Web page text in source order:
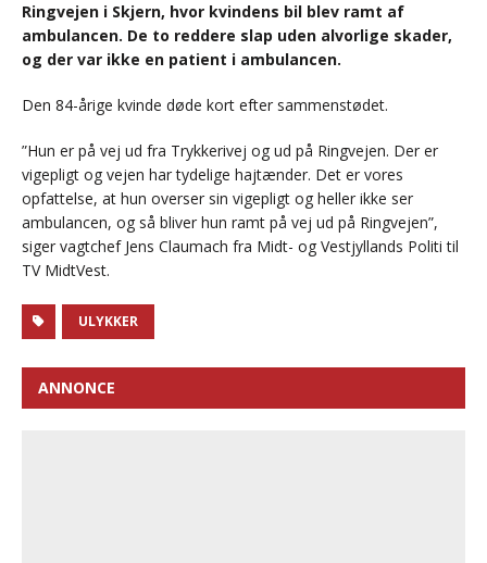
Ringvejen i Skjern, hvor kvindens bil blev ramt af
ambulancen. De to reddere slap uden alvorlige skader,
og der var ikke en patient i ambulancen.
Den 84-årige kvinde døde kort efter sammenstødet.
”Hun er på vej ud fra Trykkerivej og ud på Ringvejen. Der er
vigepligt og vejen har tydelige hajtænder. Det er vores
opfattelse, at hun overser sin vigepligt og heller ikke ser
ambulancen, og så bliver hun ramt på vej ud på Ringvejen”,
siger vagtchef Jens Claumach fra Midt- og Vestjyllands Politi til
TV MidtVest.
ULYKKER
ANNONCE